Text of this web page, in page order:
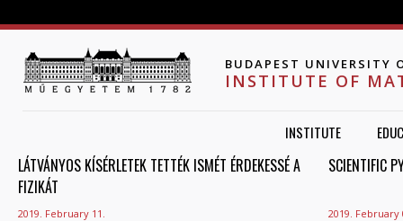
BUDAPEST UNIVERSITY
INSTITUTE OF
INSTITUTE
LÁTVÁNYOS KÍSÉRLETEK TETTÉK ISMÉT ÉRDEKESSÉ A
FIZIKÁT
2019. February 11.
SCIENTIFIC
2019. February
PAGES